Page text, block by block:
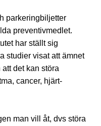
parkeringbiljetter
preventivmedlet.
har ställt sig
studier visat att ämnet
det kan störa
cancer, hjärt-
man vill åt, dvs störa